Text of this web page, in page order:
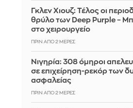
Γκλεν Χιουζ: Τέλος οι
θρύλο των Deep Purple –
στο χειρουργείο
ΠΡΙΝ ΑΠΌ 2 ΜΈΡΕΣ
Νιγηρία: 308 όμηροι
σε επιχείρηση-ρεκόρ των
ασφαλείας
ΠΡΙΝ ΑΠΌ 2 ΜΈΡΕΣ